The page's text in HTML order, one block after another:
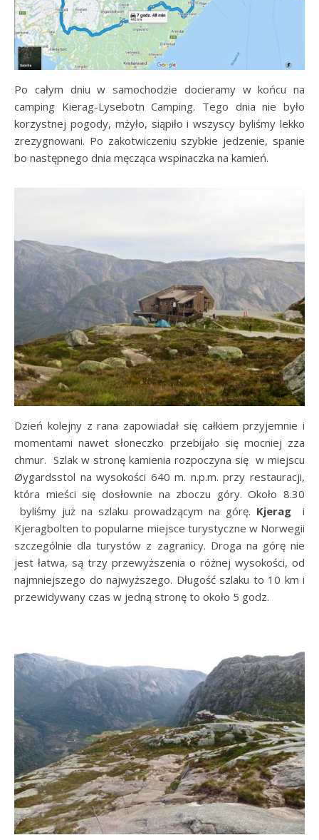
Po całym dniu w samochodzie docieramy w końcu na
camping Kierag-Lysebotn Camping. Tego dnia nie było
korzystnej pogody, mżyło, siąpiło i wszyscy byliśmy lekko
zrezygnowani. Po zakotwiczeniu szybkie jedzenie, spanie
bo następnego dnia męcząca wspinaczka na kamień.
Dzień kolejny z rana zapowiadał się całkiem przyjemnie i
momentami nawet słoneczko przebijało się mocniej zza
chmur. Szlak w stronę kamienia rozpoczyna się w miejscu
Øygardsstol na wysokości 640 m. n.p.m. przy restauracji,
która mieści się dosłownie na zboczu góry. Około 8.30
byliśmy już na szlaku prowadzącym na górę. Kjerag
i
Kjeragbolten to popularne miejsce turystyczne w Norwegii
szczególnie dla turystów z zagranicy. Droga na górę nie
jest łatwa, są trzy przewyższenia o różnej wysokości, od
najmniejszego do najwyższego. Długość szlaku to 10 km i
przewidywany czas w jedną stronę to około 5 godz.